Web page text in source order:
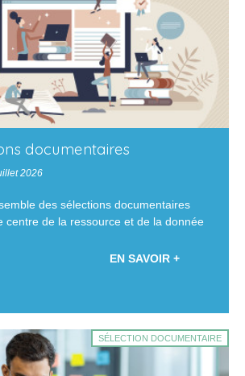
documentaires
2026
des sélections documentaires
centre de la ressource et de la donnée
EN SAVOIR +
SÉLECTION DOCUMENTAIRE